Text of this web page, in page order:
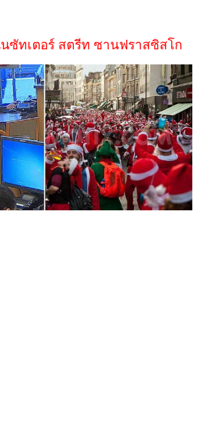
ซัทเตอร์ สตรีท ซานฟราสซิสโก